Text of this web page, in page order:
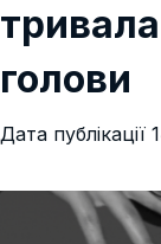
голови
Дата публікації